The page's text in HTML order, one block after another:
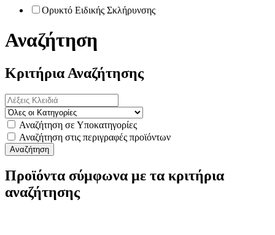
Ορυκτό Ειδικής Σκλήρυνσης
Αναζήτηση
Κριτήρια Αναζήτησης
Αναζήτηση σε Υποκατηγορίες
Αναζήτηση στις περιγραφές προϊόντων
Προϊόντα σύμφωνα με τα κριτήρια
αναζήτησης